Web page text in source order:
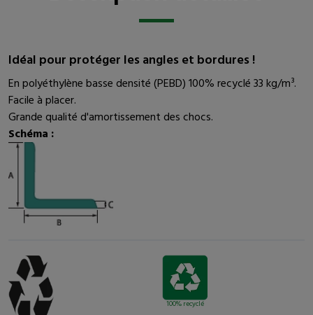
Idéal pour protéger les angles et bordures !
En polyéthylène basse densité (PEBD) 100% recyclé 33 kg/m³.
Facile à placer.
Grande qualité d'amortissement des chocs.
Schéma :
100% recyclé